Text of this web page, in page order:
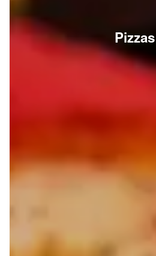
Pizzas